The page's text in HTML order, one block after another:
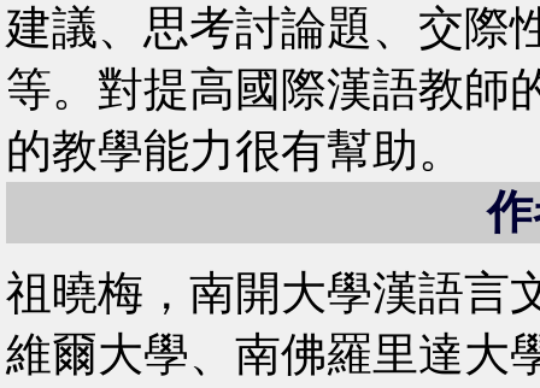
建議、思考討論題、交際
等。對提高國際漢語教師
的教學能力很有幫助。
祖曉梅 ，南開大學漢語
維爾大學、南佛羅里達大